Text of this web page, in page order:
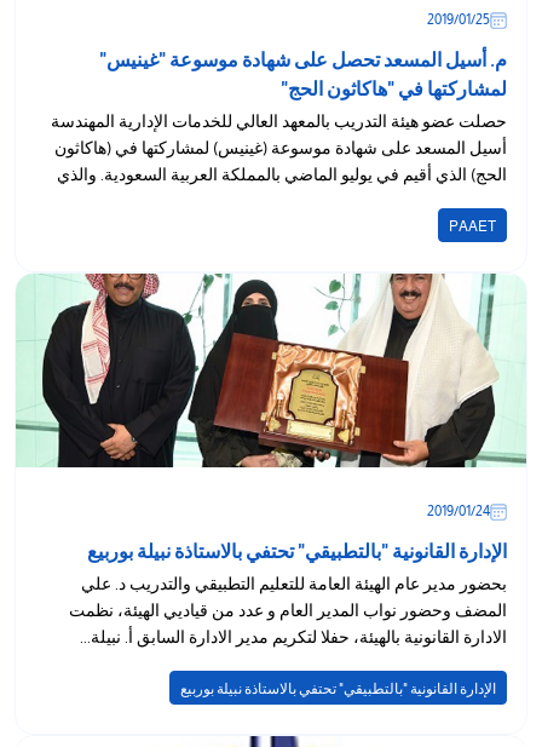
25‏/01‏/2019
م. أسيل المسعد تحصل على شهادة موسوعة "غينيس"
لمشاركتها في "هاكاثون الحج"
حصلت عضو هيئة التدريب بالمعهد العالي للخدمات الإدارية المهندسة
أسيل المسعد على شهادة موسوعة (غينيس) لمشاركتها في (هاكاثون
الحج) الذي أقيم في يوليو الماضي بالمملكة العربية السعودية. والذي
PAAET
24‏/01‏/2019
الإدارة القانونية "بالتطبيقي" تحتفي بالاستاذة نبيلة بوربيع
بحضور مدير عام الهيئة العامة للتعليم التطبيقي والتدريب د. علي
المضف وحضور نواب المدير العام و عدد من قياديي الهيئة، نظمت
الادارة القانونية بالهيئة، حفلا لتكريم مدير الادارة السابق أ. نبيلة...
الإدارة القانونية "بالتطبيقي" تحتفي بالاستاذة نبيلة بوربيع